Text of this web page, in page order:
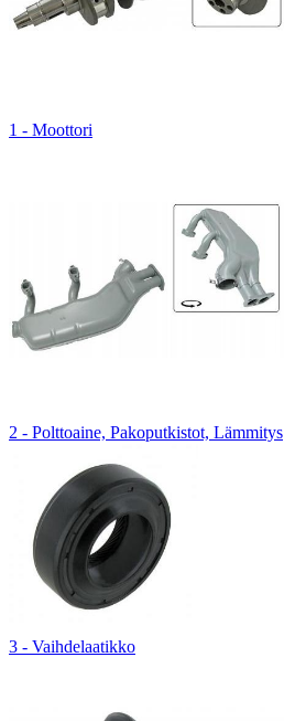
1 - Moottori
2 - Polttoaine, Pakoputkistot, Lämmitys
3 - Vaihdelaatikko